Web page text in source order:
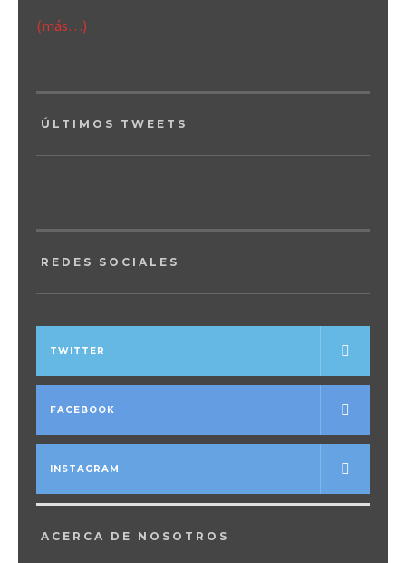
(más…)
ÚLTIMOS TWEETS
REDES SOCIALES
TWITTER
FACEBOOK
INSTAGRAM
ACERCA DE NOSOTROS